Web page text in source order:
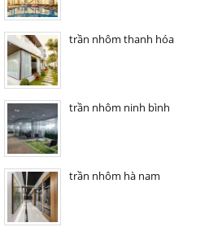
trần nhôm thanh hóa
trần nhôm ninh bình
trần nhôm hà nam